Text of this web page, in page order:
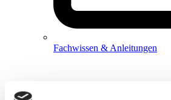
Fachwissen & Anleitungen